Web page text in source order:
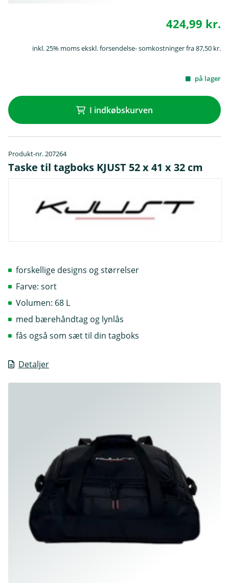
424,99 kr.
inkl. 25% moms ekskl. forsendelse- somkostninger fra 87,50 kr.
på lager
I indkøbskurven
Produkt-nr. 207264
Taske til tagboks KJUST 52 x 41 x 32 cm
Detaljer
forskellige designs og størrelser
Farve: sort
Volumen: 68 L
med bærehåndtag og lynlås
fås også som sæt til din tagboks